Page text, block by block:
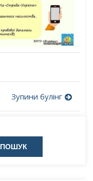
Зупини булінг
ПОШУК